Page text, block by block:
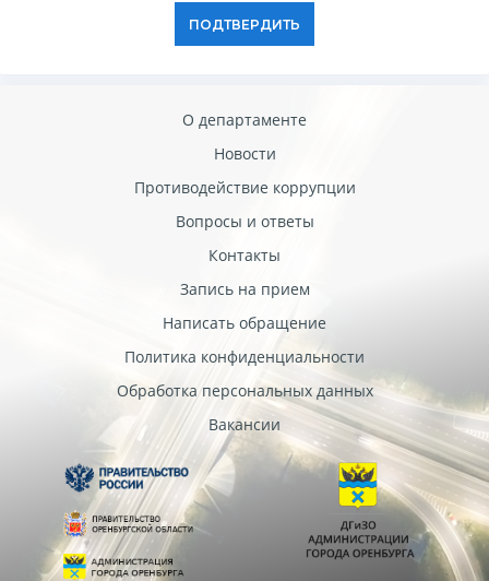
ПОДТВЕРДИТЬ
О департаменте
Новости
Противодействие коррупции
Вопросы и ответы
Контакты
Запись на прием
Написать обращение
Политика конфиденциальности
Обработка персональных данных
Вакансии